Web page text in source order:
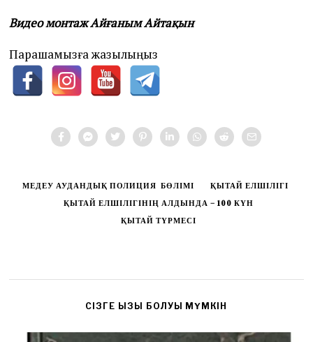
Видео монтаж Айғаным Айтақын
Парақшамызға жазылыңыз
МЕДЕУ АУДАНДЫҚ ПОЛИЦИЯ БӨЛІМІ
ҚЫТАЙ ЕЛШІЛІГІ
ҚЫТАЙ ЕЛШІЛІГІНІҢ АЛДЫНДА – 100 КҮН
ҚЫТАЙ ТҮРМЕСІ
CІЗГЕ ҚЫЗЫҚ БОЛУЫ МҮМКІН